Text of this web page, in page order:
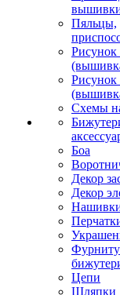
Пяльцы,
Рисунок
Рисунок
Схемы
Боа
Декор
Декор
Цепи
Шляпки